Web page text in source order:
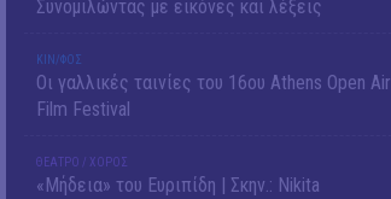
Συνομιλώντας με εικόνες και λέξεις
ΚΙΝ/ΦΟΣ
Οι γαλλικές ταινίες του 16ου Athens Open Air
Film Festival
ΘΕΑΤΡΟ / ΧΟΡΟΣ
«Μήδεια» του Ευριπίδη | Σκην.: Nikita